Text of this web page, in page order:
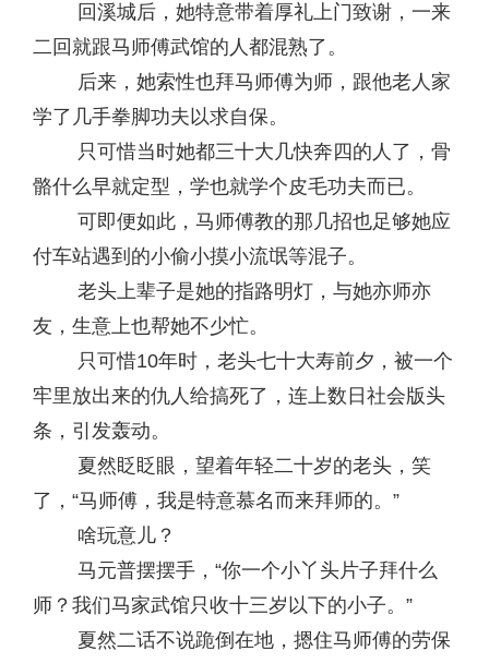
回溪城后，她特意带着厚礼上门致谢，一来
二回就跟马师傅武馆的人都混熟了。
后来，她索性也拜马师傅为师，跟他老人家
学了几手拳脚功夫以求自保。
只可惜当时她都三十大几快奔四的人了，骨
骼什么早就定型，学也就学个皮毛功夫而已。
可即便如此，马师傅教的那几招也足够她应
付车站遇到的小偷小摸小流氓等混子。
老头上辈子是她的指路明灯，与她亦师亦
友，生意上也帮她不少忙。
只可惜10年时，老头七十大寿前夕，被一个
牢里放出来的仇人给搞死了，连上数日社会版头
条，引发轰动。
夏然眨眨眼，望着年轻二十岁的老头，笑
了，“马师傅，我是特意慕名而来拜师的。”
啥玩意儿？
马元普摆摆手，“你一个小丫头片子拜什么
师？我们马家武馆只收十三岁以下的小子。”
夏然二话不说跪倒在地，摁住马师傅的劳保